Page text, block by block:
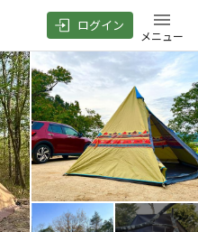
ログイン
メニュー